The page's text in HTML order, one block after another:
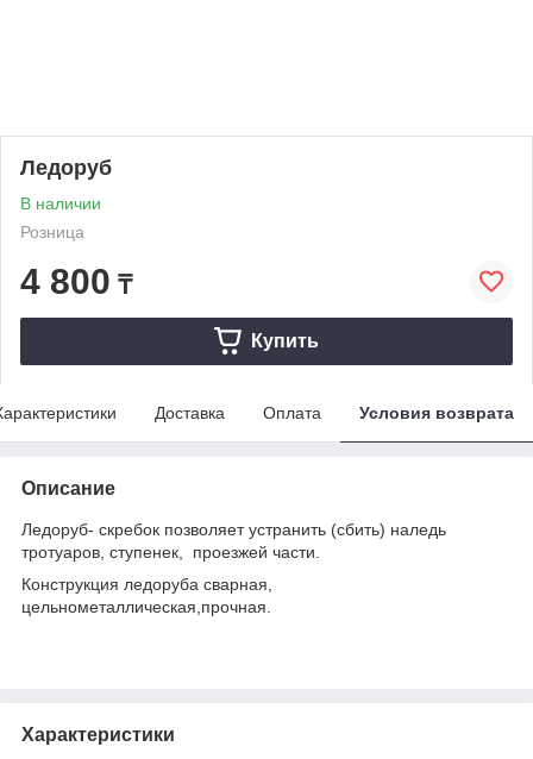
Ледоруб
В наличии
Розница
4 800 ₸
Купить
Доставка Оплата Условия возврата
Описание
Ледоруб- скребок позволяет устранить (сбить) наледь
тротуаров, ступенек, проезжей части.
Конструкция ледоруба сварная,
цельнометаллическая,прочная.
Характеристики